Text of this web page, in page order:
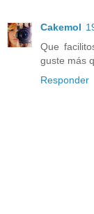
Cakemol
Que
guste más
Responder